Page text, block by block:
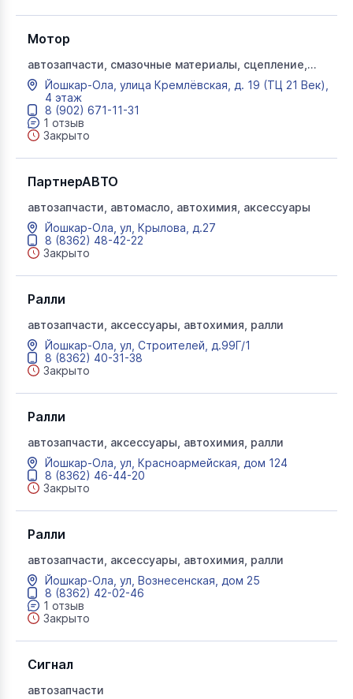
Мотор
автозапчасти, смазочные материалы, сцепление,
Мотор
Йошкар-Ола, улица Кремлёвская, д. 19 (ТЦ 21 Век),
4 этаж
8 (902) 671-11-31
1 отзыв
Закрыто
ПартнерАВТО
автозапчасти, автомасло, автохимия, аксессуары
Йошкар-Ола, ул, Крылова, д.27
8 (8362) 48-42-22
Закрыто
Ралли
автозапчасти, аксессуары, автохимия, ралли
Йошкар-Ола, ул, Строителей, д.99Г/1
8 (8362) 40-31-38
Закрыто
Ралли
автозапчасти, аксессуары, автохимия, ралли
Йошкар-Ола, ул, Красноармейская, дом 124
8 (8362) 46-44-20
Закрыто
Ралли
автозапчасти, аксессуары, автохимия, ралли
Йошкар-Ола, ул, Вознесенская, дом 25
8 (8362) 42-02-46
1 отзыв
Закрыто
Сигнал
автозапчасти